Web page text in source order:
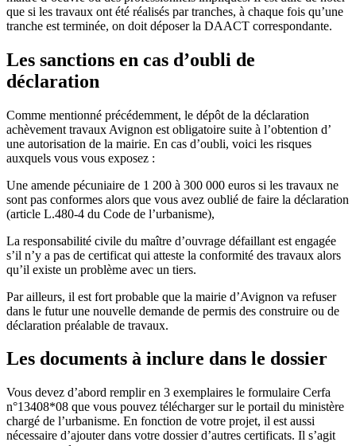
que si les travaux ont été réalisés par tranches, à chaque fois qu’une
tranche est terminée, on doit déposer la DAACT correspondante.
Les sanctions en cas d’oubli de
déclaration
Comme mentionné précédemment, le dépôt de la déclaration
achèvement travaux Avignon est obligatoire suite à l’obtention d’
une autorisation de la mairie. En cas d’oubli, voici les risques
auxquels vous vous exposez :
Une amende pécuniaire de 1 200 à 300 000 euros si les travaux ne
sont pas conformes alors que vous avez oublié de faire la déclaration
(article L.480-4 du Code de l’urbanisme),
La responsabilité civile du maître d’ouvrage défaillant est engagée
s’il n’y a pas de certificat qui atteste la conformité des travaux alors
qu’il existe un problème avec un tiers.
Par ailleurs, il est fort probable que la mairie d’Avignon va refuser
dans le futur une nouvelle demande de permis des construire ou de
déclaration préalable de travaux.
Les documents à inclure dans le dossier
Vous devez d’abord remplir en 3 exemplaires le formulaire Cerfa
n°13408*08 que vous pouvez télécharger sur le portail du ministère
chargé de l’urbanisme. En fonction de votre projet, il est aussi
nécessaire d’ajouter dans votre dossier d’autres certificats. Il s’agit